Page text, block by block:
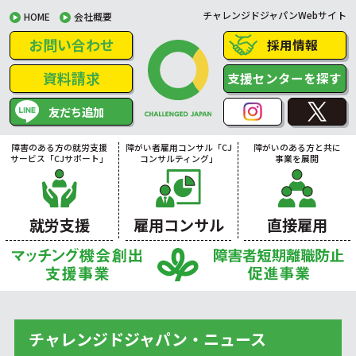
HOME 会社概要 チャレンジドジャパンWebサイト
お問い合わせ
資料請求
友だち追加
採用情報
支援センターを探す
障害のある方の就労支援
サービス「CJサポート」
就労支援
障がい者雇用コンサル「CJ
コンサルティング」
雇用コンサル
障がいのある方と共に
事業を展開
直接雇用
チャレンジドジャパン・ニュース